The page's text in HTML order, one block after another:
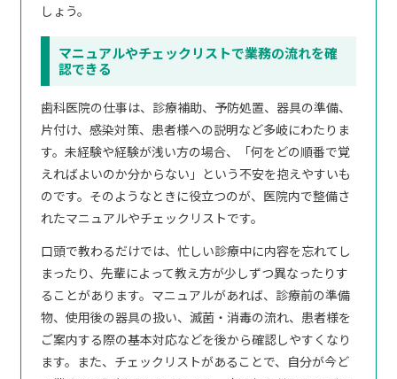
しょう。
マニュアルやチェックリストで業務の流れを確
認できる
歯科医院の仕事は、診療補助、予防処置、器具の準備、
片付け、感染対策、患者様への説明など多岐にわたりま
す。未経験や経験が浅い方の場合、「何をどの順番で覚
えればよいのか分からない」という不安を抱えやすいも
のです。そのようなときに役立つのが、医院内で整備さ
れたマニュアルやチェックリストです。
口頭で教わるだけでは、忙しい診療中に内容を忘れてし
まったり、先輩によって教え方が少しずつ異なったりす
ることがあります。マニュアルがあれば、診療前の準備
物、使用後の器具の扱い、滅菌・消毒の流れ、患者様を
ご案内する際の基本対応などを後から確認しやすくなり
ます。また、チェックリストがあることで、自分が今ど